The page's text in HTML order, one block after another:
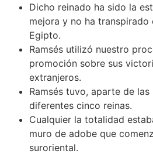
Dicho reinado ha sido la
mejora y no ha transpirado
Egipto.
Ramsés utilizó nuestro
promoción sobre sus
extranjeros.
Ramsés tuvo, aparte de
diferentes cinco reinas.
Cualquier la totalidad
muro de adobe que
suroriental.